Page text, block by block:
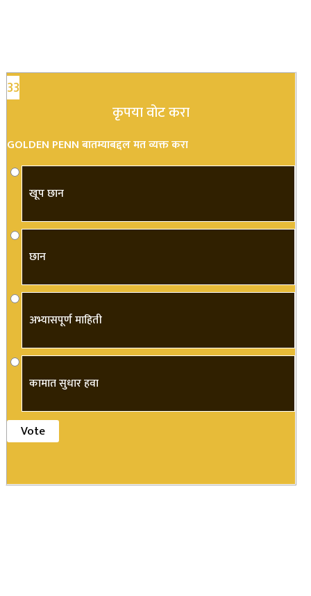
33
कृपया वोट करा
GOLDEN PENN बातम्याबद्दल मत व्यक्त करा
खूप छान
छान
अभ्यासपूर्ण माहिती
कामात सुधार हवा